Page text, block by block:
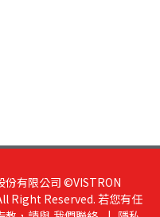
份有限公司 ©VISTRON
Right Reserved. 若您有任